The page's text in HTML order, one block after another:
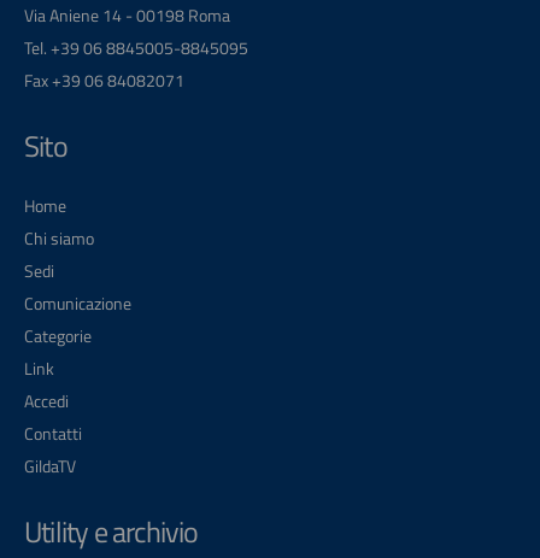
Via Aniene 14 - 00198 Roma
Tel. +39 06 8845005-8845095
Fax +39 06 84082071
Sito
Home
Chi siamo
Sedi
Comunicazione
Categorie
Link
Accedi
Contatti
GildaTV
Utility e archivio